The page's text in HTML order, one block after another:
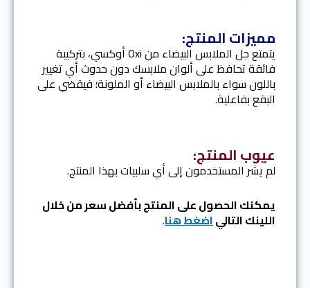
مميزات المنتج:
يتمتع جل الملابس البيضاء من Oxi أوكسي، بتركيبة
فائقة تحافظ على ألوان ملابسك دون حدوث أي تغيير
باللون سواء بالملابس البيضاء أو الملونة؛ فيقضي على
البقع بفاعلية.
عيوب المنتج:
لم يشر المستخدمون إلى أي سلبيات بهذا المنتج.
يمكنك الحصول على المنتج بأفضل سعر من خلال
اللينك التالياضغط هنا.